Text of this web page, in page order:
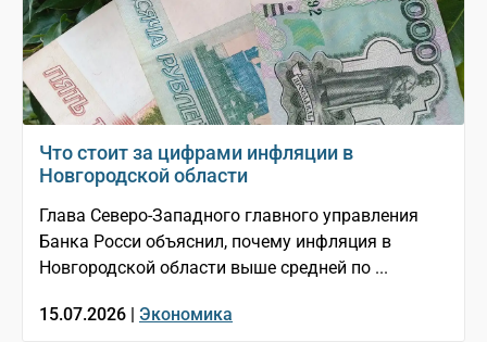
Что стоит за цифрами инфляции в
Новгородской области
Глава Северо-Западного главного управления
Банка Росси объяснил, почему инфляция в
Новгородской области выше средней по ...
15.07.2026 | Экономика